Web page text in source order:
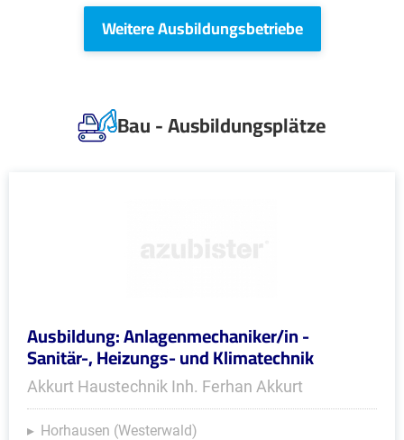
Weitere Ausbildungsbetriebe
Bau - Ausbildungsplätze
Ausbildung: Anlagenmechaniker/in -
Sanitär-, Heizungs- und Klimatechnik
Akkurt Haustechnik Inh. Ferhan Akkurt
Horhausen (Westerwald)